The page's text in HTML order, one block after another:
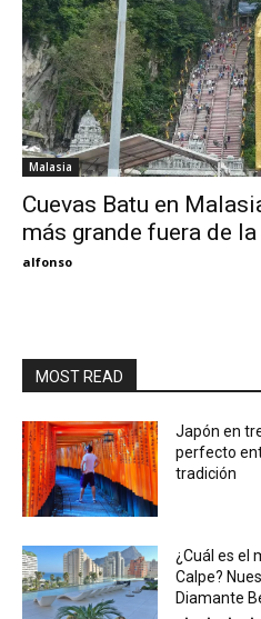
Malasia
Cuevas Batu en
más grande fuera de
alfonso
MOST READ
Japón en
perfecto
tradición
¿Cuál es el
Calpe?
Diamante